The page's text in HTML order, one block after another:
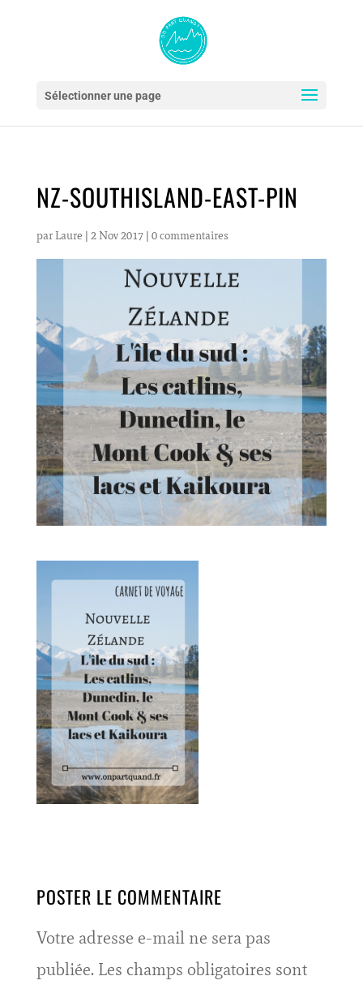
Sélectionner une page
NZ-SOUTHISLAND-EAST-PIN
par Laure | 2 Nov 2017| 0 commentaires
POSTER LE COMMENTAIRE
Votre adresse e-mail ne sera pas
publiée. Les champs obligatoires sont